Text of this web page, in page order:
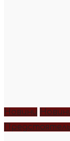
Новини